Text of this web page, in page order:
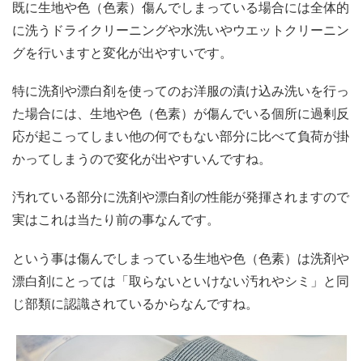
既に生地や色（色素）傷んでしまっている場合には全体的
に洗うドライクリーニングや水洗いやウエットクリーニン
グを行いますと変化が出やすいです。
特に洗剤や漂白剤を使ってのお洋服の漬け込み洗いを行っ
た場合には、生地や色（色素）が傷んでいる個所に過剰反
応が起こってしまい他の何でもない部分に比べて負荷が掛
かってしまうので変化が出やすいんですね。
汚れている部分に洗剤や漂白剤の性能が発揮されますので
実はこれは当たり前の事なんです。
という事は傷んでしまっている生地や色（色素）は洗剤や
漂白剤にとっては「取らないといけない汚れやシミ」と同
じ部類に認識されているからなんですね。